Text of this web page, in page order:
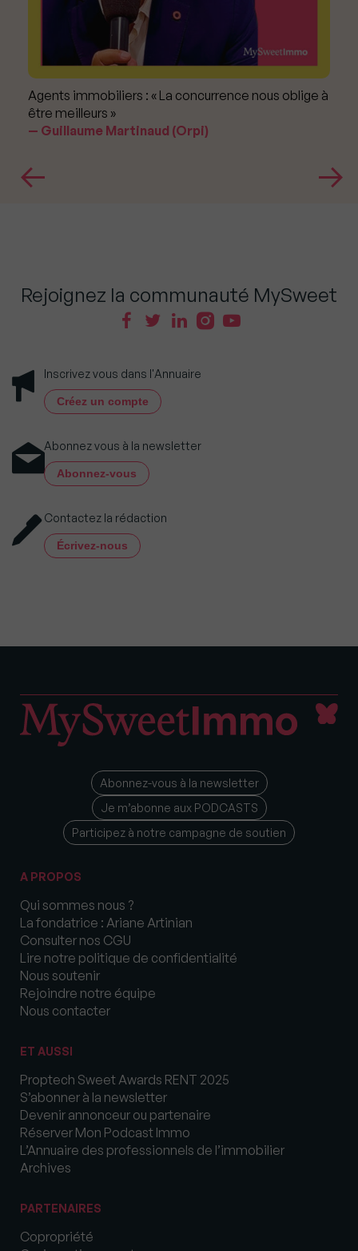
Agents immobiliers : « La concurrence nous oblige à
être meilleurs »
Guillaume Martinaud (Orpi)
Rejoignez la communauté MySweet
Inscrivez vous dans l'Annuaire
Créez un compte
Abonnez vous à la newsletter
Abonnez-vous
Contactez la rédaction
Écrivez-nous
Abonnez-vous à la newsletter
Je m’abonne aux PODCASTS
Participez à notre campagne de soutien
A PROPOS
Qui sommes nous ?
La fondatrice : Ariane Artinian
Consulter nos CGU
Lire notre politique de confidentialité
Nous soutenir
Rejoindre notre équipe
Nous contacter
ET AUSSI
Proptech Sweet Awards RENT 2025
S’abonner à la newsletter
Devenir annonceur ou partenaire
Réserver Mon Podcast Immo
L’Annuaire des professionnels de l’immobilier
Archives
PARTENAIRES
Copropriété